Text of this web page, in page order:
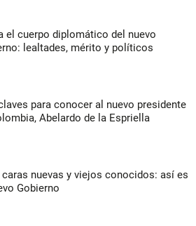
el cuerpo diplomático del nuevo
lealtades, mérito y políticos
para conocer al nuevo presidente
Abelardo de la Espriella
caras nuevas y viejos conocidos: así es
Gobierno